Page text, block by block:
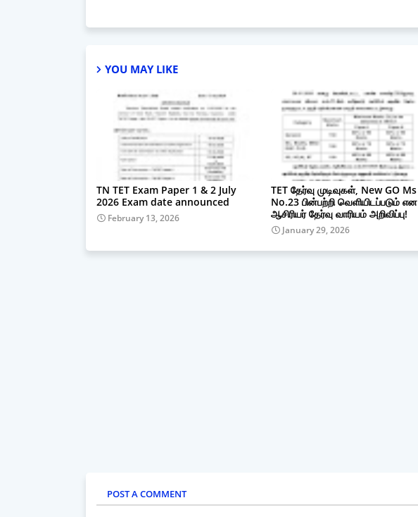
YOU MAY LIKE
TN TET Exam Paper 1 & 2 July
2026 Exam date announced
February 13, 2026
TET தேர்வு முடிவுகள், New GO Ms
No.23 பின்பற்றி வெளியிடப்படும் என
ஆசிரியர் தேர்வு வாரியம் அறிவிப்பு!
January 29, 2026
POST A COMMENT